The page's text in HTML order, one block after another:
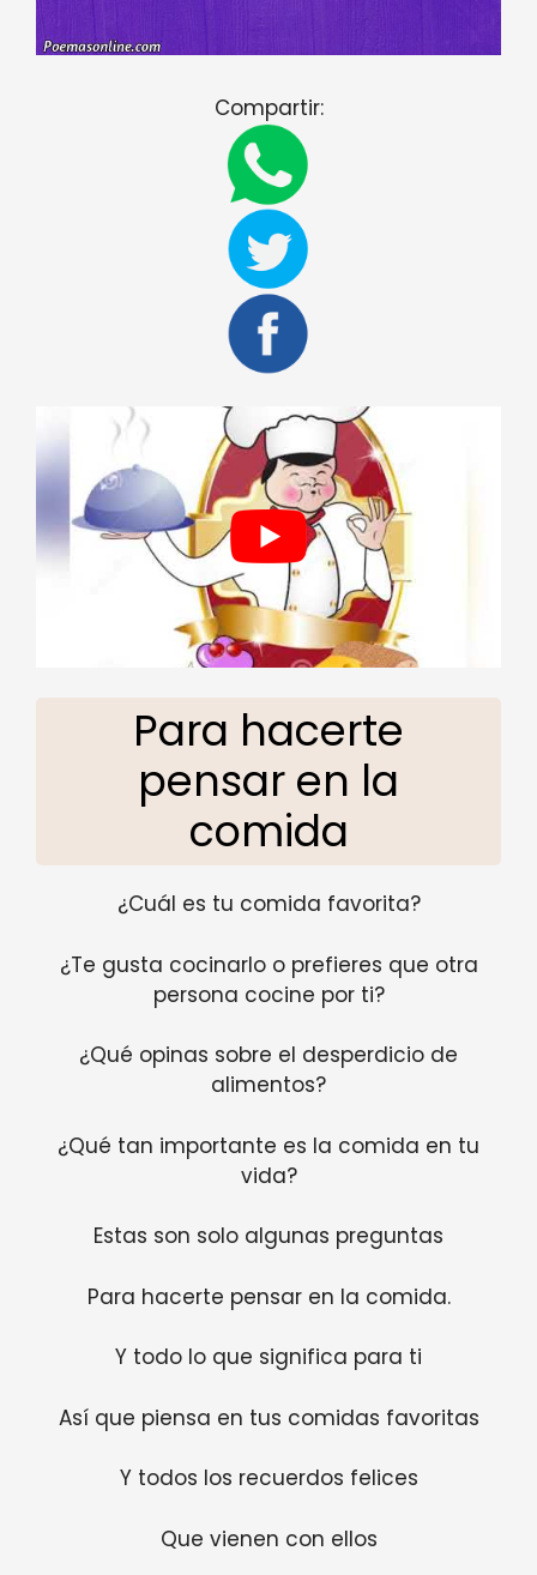
Compartir:
Para hacerte
pensar en la
comida
¿Cuál es tu comida favorita?
¿Te gusta cocinarlo o prefieres que otra
persona cocine por ti?
¿Qué opinas sobre el desperdicio de
alimentos?
¿Qué tan importante es la comida en tu
vida?
Estas son solo algunas preguntas
Para hacerte pensar en la comida.
Y todo lo que significa para ti
Así que piensa en tus comidas favoritas
Y todos los recuerdos felices
Que vienen con ellos